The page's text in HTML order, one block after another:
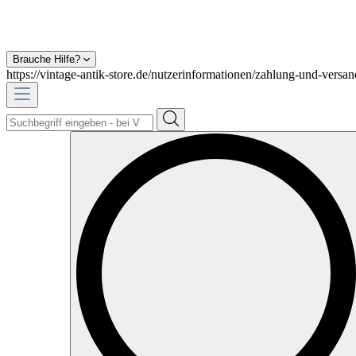
Brauche Hilfe?
https://vintage-antik-store.de/nutzerinformationen/zahlung-und-